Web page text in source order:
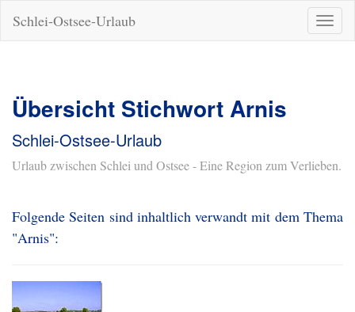
ein-/
Schlei-Ostsee-Urlaub
Übersicht Stichwort Arnis
Schlei-Ostsee-Urlaub
Urlaub zwischen Schlei und Ostsee - Eine Region zum Verlieben.
Folgende Seiten sind inhaltlich verwandt mit dem Thema
"Arnis":